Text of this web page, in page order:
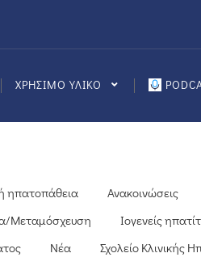
ΧΡΗΣΙΜΟ ΥΛΙΚΟ
ηπατοπάθεια Ανακοινώσεις
Μεταμόσχευση Ιογενείς
Νέα Σχολείο Κλινικής